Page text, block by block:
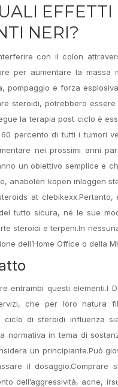
EFFETTI
NERI?
con il colon
per aumentare la massa
pompaggio e forza
steroidi, potrebbero
la terapia post ciclo è
percento di tutti i tumori
nei prossimi anni
un obiettivo semplice e
anabolen kopen inloggen
at
tutto sicura, né le sue
steroidi e terpeni.In
dell’Home Office o della
questi elementi.I
che per loro natura
ciclo di steroidi influenza
normativa in tema di
un principiante.Può
il dosaggio.Comprare
dell’aggressività, acne,